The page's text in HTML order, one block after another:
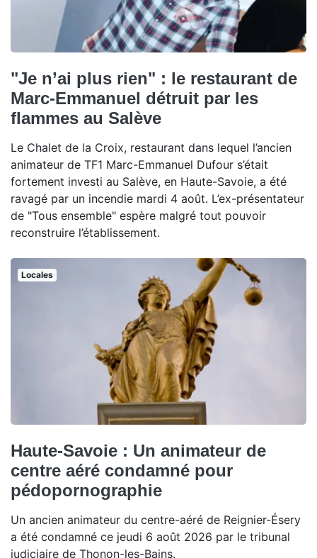
"Je n’ai plus rien" : le restaurant de
Marc-Emmanuel détruit par les
flammes au Salève
Le Chalet de la Croix, restaurant dans lequel l’ancien
animateur de TF1 Marc-Emmanuel Dufour s’était
fortement investi au Salève, en Haute-Savoie, a été
ravagé par un incendie mardi 4 août. L’ex-présentateur
de "Tous ensemble" espère malgré tout pouvoir
reconstruire l’établissement.
Locales
Haute-Savoie : Un animateur de
centre aéré condamné pour
pédopornographie
Un ancien animateur du centre-aéré de Reignier-Ésery
a été condamné ce jeudi 6 août 2026 par le tribunal
judiciaire de Thonon-les-Bains.